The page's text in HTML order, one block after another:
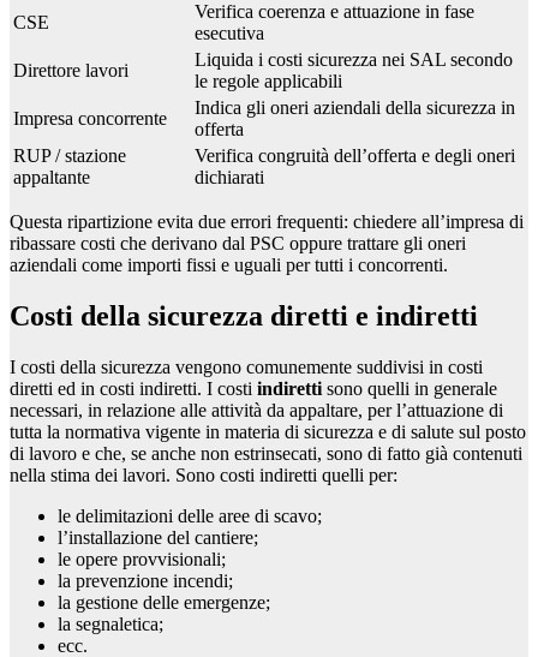
CSE
Verifica coerenza e attuazione in fase
esecutiva
Direttore lavori
Liquida i costi sicurezza nei SAL secondo
le regole applicabili
Impresa concorrente
Indica gli oneri aziendali della sicurezza in
offerta
RUP / stazione
appaltante
Verifica congruità dell’offerta e degli oneri
dichiarati
Questa ripartizione evita due errori frequenti: chiedere all’impresa di
ribassare costi che derivano dal PSC oppure trattare gli oneri
aziendali come importi fissi e uguali per tutti i concorrenti.
Costi della sicurezza diretti e indiretti
I costi della sicurezza vengono comunemente suddivisi in costi
diretti ed in costi indiretti. I costi indiretti sono quelli in generale
necessari, in relazione alle attività da appaltare, per l’attuazione di
tutta la normativa vigente in materia di sicurezza e di salute sul posto
di lavoro e che, se anche non estrinsecati, sono di fatto già contenuti
nella stima dei lavori. Sono costi indiretti quelli per:
le delimitazioni delle aree di scavo;
l’installazione del cantiere;
le opere provvisionali;
la prevenzione incendi;
la gestione delle emergenze;
la segnaletica;
ecc.